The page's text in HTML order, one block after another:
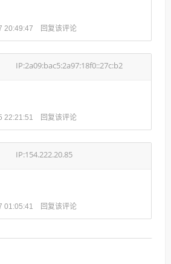
20:49:47 回复该评论
IP:2a09:bac5:2a97:18f0::27c:b2
22:21:51 回复该评论
IP:154.222.20.85
01:05:41 回复该评论